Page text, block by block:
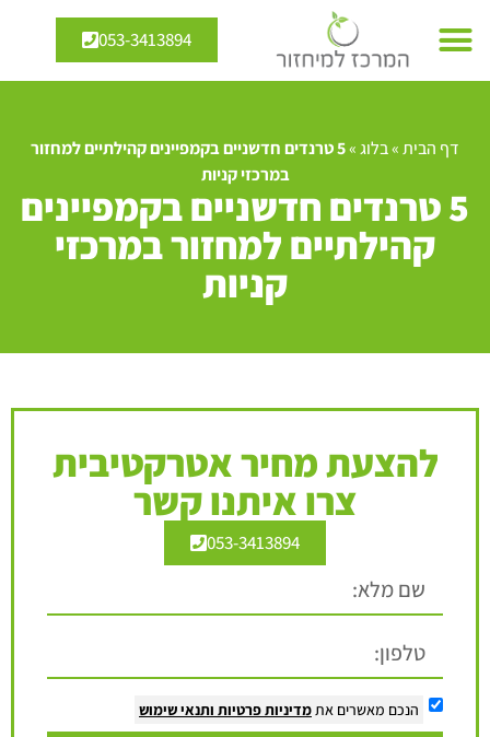
053-3413894
דף הבית»בלוג»
5 טרנדים חדשניים בקמפיינים קהילתיים למחזור
במרכזי קניות
5 טרנדים חדשניים בקמפיינים
קהילתיים למחזור במרכזי
קניות
להצעת מחיר אטרקטיבית
צרו איתנו קשר
053-3413894
הנכם מאשרים את מדיניות פרטיות ותנאי שימוש